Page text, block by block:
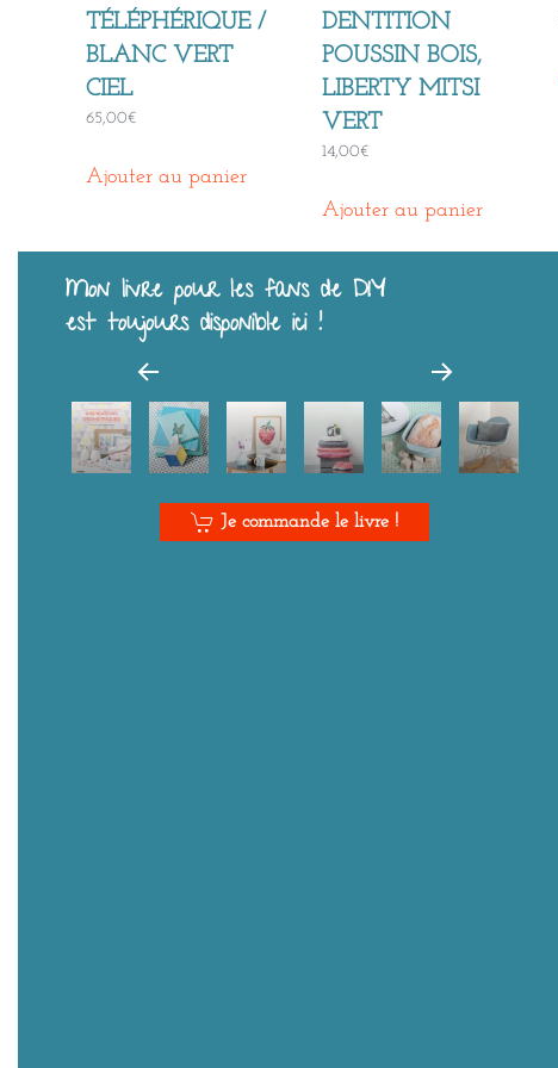
TÉLÉPHÉRIQUE /
BLANC VERT
CIEL
65,00€
Ajouter au panier
DENTITION
POUSSIN BOIS,
LIBERTY MITSI
VERT
14,00€
Ajouter au panier
Mon livre pour les fans de DIY
est toujours disponible ici !
Je commande le livre !